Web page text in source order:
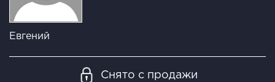
Евгений
Снято с продажи